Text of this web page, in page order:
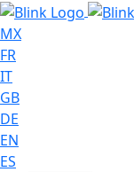
MX
FR
IT
GB
DE
EN
ES